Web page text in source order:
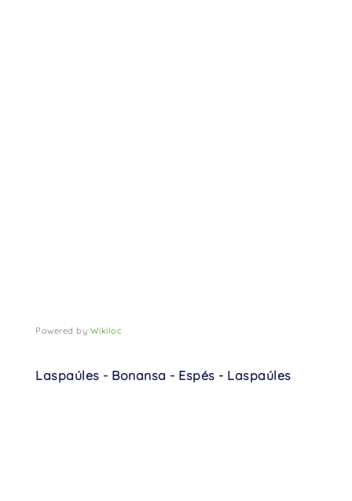
Powered by Wikiloc
Laspaúles - Bonansa - Espés - Laspaúles